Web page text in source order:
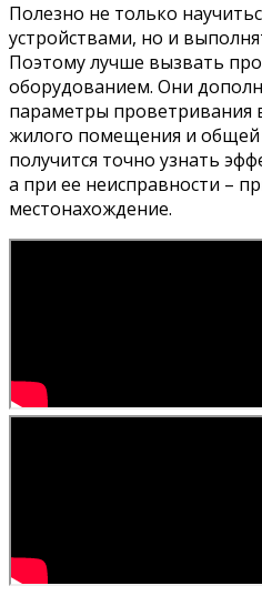
Полезно не только
устройствами, но и
Поэтому лучше вызвать
оборудованием. Они
параметры проветривания
жилого помещения и
получится точно узнать
а при ее неисправности –
местонахождение.